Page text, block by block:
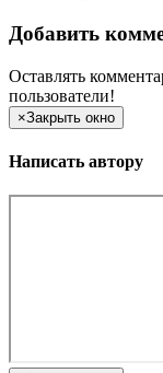
Добавить
Оставлять
пользователи!
×Закрыть окно
Написать автору